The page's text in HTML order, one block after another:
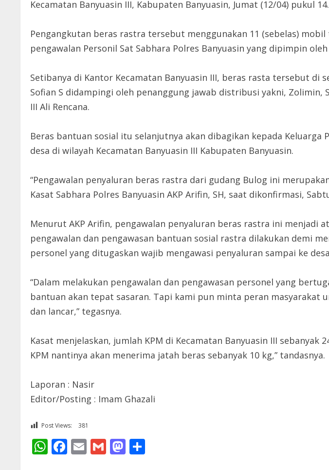
Kecamatan Banyuasin III, Kabupaten Banyuasin, Jumat (12/04) pukul
Pengangkutan beras rastra tersebut menggunakan 11 (sebelas)
pengawalan Personil Sat Sabhara Polres Banyuasin yang dipimpin
Setibanya di Kantor Kecamatan Banyuasin III, beras rasta tersebut di
Sofian S didampingi oleh penanggung jawab distribusi yakni, Zolimin,
III Ali Rencana.
Beras bantuan sosial itu selanjutnya akan dibagikan kepada Keluarga
desa di wilayah Kecamatan Banyuasin III Kabupaten Banyuasin.
“Pengawalan penyaluran beras rastra dari gudang Bulog ini
Kasat Sabhara Polres Banyuasin AKP Arifin, SH, saat dikonfirmasi,
Menurut AKP Arifin, pengawalan penyaluran beras rastra ini menjadi
pengawalan dan pengawasan bantuan sosial rastra dilakukan demi
personel yang ditugaskan wajib mengawasi penyaluran sampai ke
“Dalam melakukan pengawalan dan pengawasan personel yang
bantuan akan tepat sasaran. Tapi kami pun minta peran
dan lancar,” tegasnya.
Kasat menjelaskan, jumlah KPM di Kecamatan Banyuasin III sebanyak
KPM nantinya akan menerima jatah beras sebanyak 10 kg,” tandasnya.
Laporan : Nasir
Editor/Posting : Imam Ghazali
Post Views: 381
WhatsApp
Facebook
EmailGmailMastodon